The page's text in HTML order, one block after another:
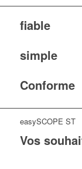
fiable
simple
Conforme
easySCOPE ST
Vos